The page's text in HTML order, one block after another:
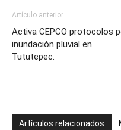
Artículo anterior
Activa CEPCO protocolos
inundación pluvial en
Tututepec.
Artículos relacionados